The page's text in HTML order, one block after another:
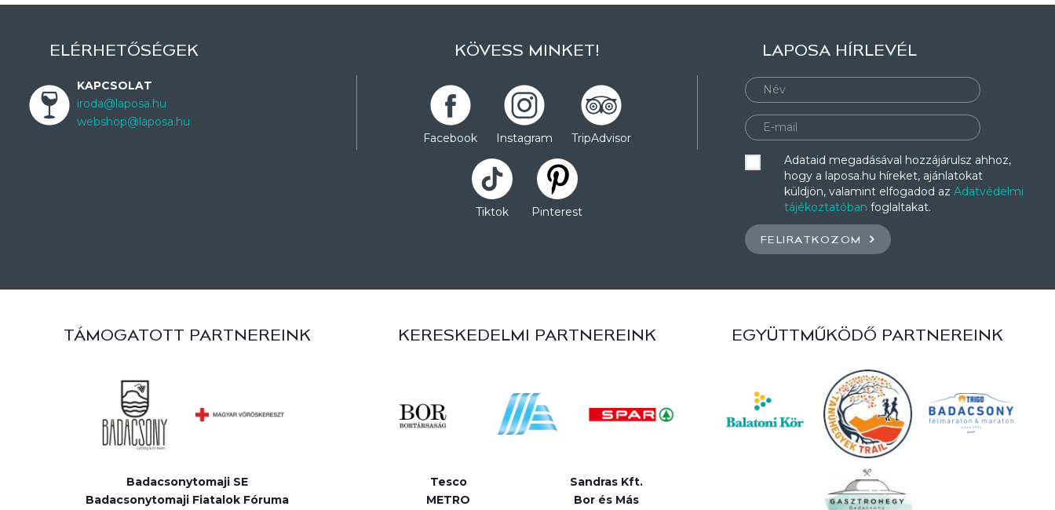
ELÉRHETŐSÉGEK
KAPCSOLAT
iroda@laposa.hu
webshop@laposa.hu
KÖVESS MINKET!
Facebook Instagram TripAdvisor
Tiktok Pinterest
LAPOSA HÍRLEVÉL
Adataid megadásával hozzájárulsz ahhoz,
hogy a laposa.hu híreket, ajánlatokat
küldjön, valamint elfogadod az Adatvédelmi
tájékoztatóban foglaltakat.
FELIRATKOZOM
TÁMOGATOTT PARTNEREINK
Badacsonytomaji SE
Badacsonytomaji Fiatalok Fóruma
KERESKEDELMI PARTNEREINK
Tesco
METRO
Sandras Kft.
Bor és Más
EGYÜTTMŰKÖDŐ PARTNEREINK